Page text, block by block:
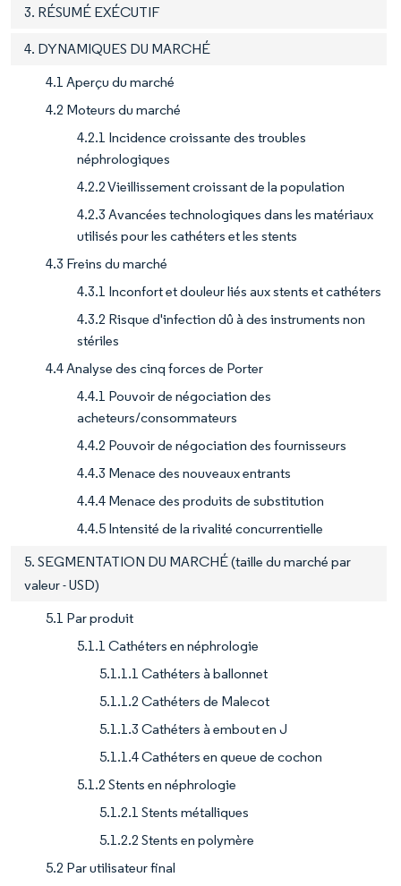
3. RÉSUMÉ EXÉCUTIF
4. DYNAMIQUES DU MARCHÉ
4.1 Aperçu du marché
4.2 Moteurs du marché
4.2.1 Incidence croissante des troubles
néphrologiques
4.2.2 Vieillissement croissant de la population
4.2.3 Avancées technologiques dans les matériaux
utilisés pour les cathéters et les stents
4.3 Freins du marché
4.3.1 Inconfort et douleur liés aux stents et cathéters
4.3.2 Risque d'infection dû à des instruments non
stériles
4.4 Analyse des cinq forces de Porter
4.4.1 Pouvoir de négociation des
acheteurs/consommateurs
4.4.2 Pouvoir de négociation des fournisseurs
4.4.3 Menace des nouveaux entrants
4.4.4 Menace des produits de substitution
4.4.5 Intensité de la rivalité concurrentielle
5. SEGMENTATION DU MARCHÉ (taille du marché par
valeur - USD)
5.1 Par produit
5.1.1 Cathéters en néphrologie
5.1.1.1 Cathéters à ballonnet
5.1.1.2 Cathéters de Malecot
5.1.1.3 Cathéters à embout en J
5.1.1.4 Cathéters en queue de cochon
5.1.2 Stents en néphrologie
5.1.2.1 Stents métalliques
5.1.2.2 Stents en polymère
5.2 Par utilisateur final